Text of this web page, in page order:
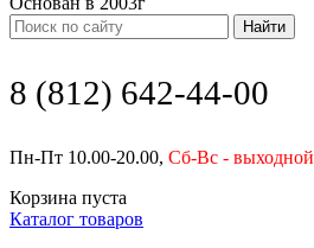
Найти
8 (812) 642-44-00
Пн-Пт 10.00-20.00, Сб-Вс - выходной
Корзина пуста
Каталог товаров